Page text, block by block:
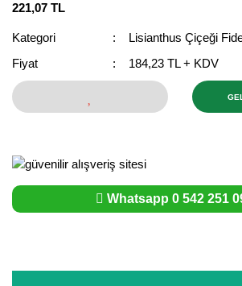
221,07 TL
Kategori
Lisianthus Çiçeği
Fiyat
184,23 TL + KDV
Whatsapp 0 542 251